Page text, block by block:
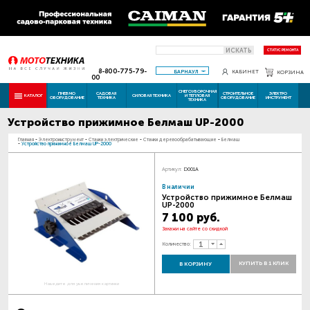
ИСКАТЬ СТАТУС РЕМОНТА
8-800-775-79-
00
БАРНАУЛ КАБИНЕТ КОРЗИНА
КАТАЛОГ ПНЕВМО
ОБОРУДОВАНИЕ
САДОВАЯ
ТЕХНИКА СИЛОВАЯ ТЕХНИКА
СНЕГОУБОРОЧНАЯ
И ТЕПЛОВАЯ
ТЕХНИКА
СТРОИТЕЛЬНОЕ
ОБОРУДОВАНИЕ
ЭЛЕКТРО
ИНСТРУМЕНТ
Устройство прижимное Белмаш UP-2000
Главная - Электроинструмент - Станки электрические - Станки деревообрабатывающие - Белмаш
- Устройство прижимное Белмаш UP-2000
Наведите для увеличения картинки
Артикул: D001A
В наличии
Устройство прижимное Белмаш
UP-2000
7 100 руб.
Закажи на сайте со скидкой
Количество:
В КОРЗИНУ КУПИТЬ В 1 КЛИК